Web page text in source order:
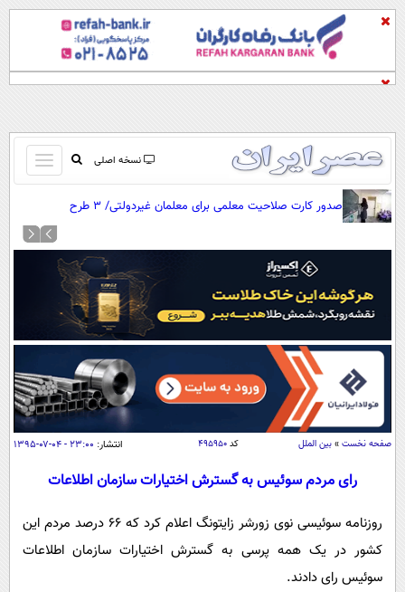
نسخه اصلی
باز
و
کردن
منو
صفحه اول
آرشیو
نظرسنجی
آب و هوا
اوقات شرعی
سواد زندگی
اقتصاد
اقتصادی
جامعه
بین الملل
صدور کارت صلاحیت معلمی برای معلمان غیردولتی/ ۳ طرح
صفحه نخست » بین الملل کد ۴۹۵۹۵۰ انتشار: ۲۳:۰۰ - ۰۴-۰۷-۱۳۹۵
رای مردم سوئیس به گسترش اختیارات سازمان اطلاعات
روزنامه سوئیسی نوی زورشر زایتونگ اعلام کرد که 66 درصد مردم این
کشور در یک همه پرسی به گسترش اختیارات سازمان اطلاعات
سوئیس رای دادند.